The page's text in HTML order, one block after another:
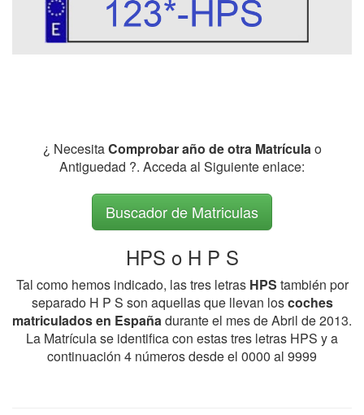
¿ NecesitaComprobar año de otra Matrículao
Antiguedad ?. Acceda al Siguiente enlace:
Buscador de Matriculas
HPS o H P S
Tal como hemos indicado, las tres letras HPS también por
separado H P S son aquellas que llevan loscoches
matriculados en Españadurante el mes de Abril de 2013.
La Matrícula se identifica con estas tres letras HPS y a
continuación 4 números desde el 0000 al 9999